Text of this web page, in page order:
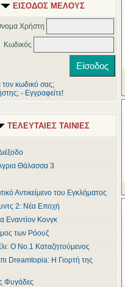
ΕΙΣΟΔΟΣ ΜΕΛΟΥΣ
Χρήστη
Κωδικός
τον κωδικό σας;
- Εγγραφείτε!
ΤΕΛΕΥΤΑΙΕΣ ΤΑΙΝΙΕΣ
Θάλασσα 3
Αντικείμενο του Εγκλήματος
2: Νέα Εποχή
Εναντίον Κονγκ
των Ρόουζ
Ο Νο.1 Καταζητούμενος
Dreamtopia: Η Γιορτή της
Φυγάδες